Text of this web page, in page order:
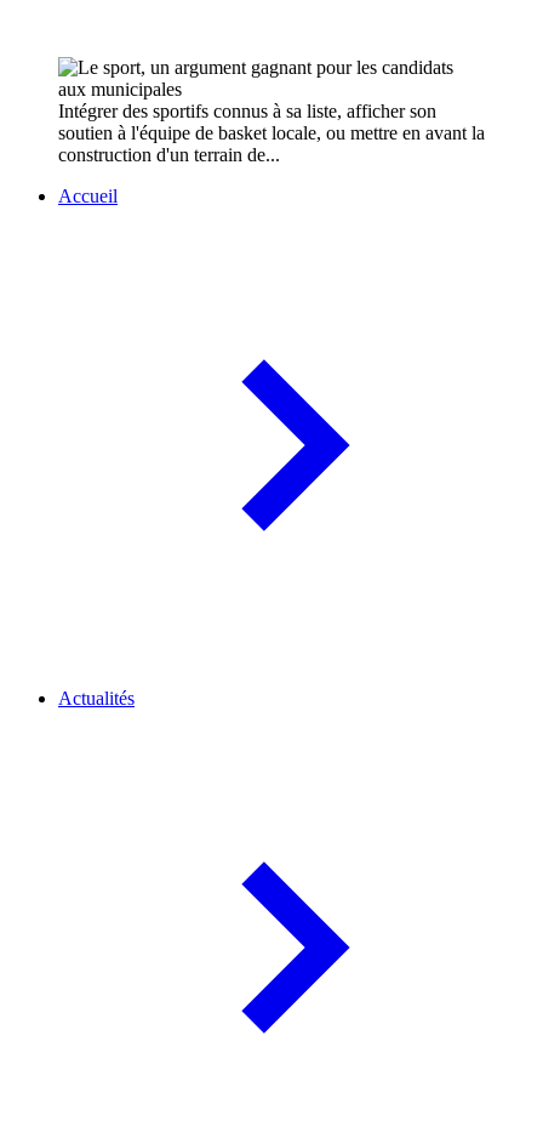
Intégrer des sportifs connus à sa liste, afficher son
soutien à l'équipe de basket locale, ou mettre en avant la
construction d'un terrain de...
Accueil
Actualités